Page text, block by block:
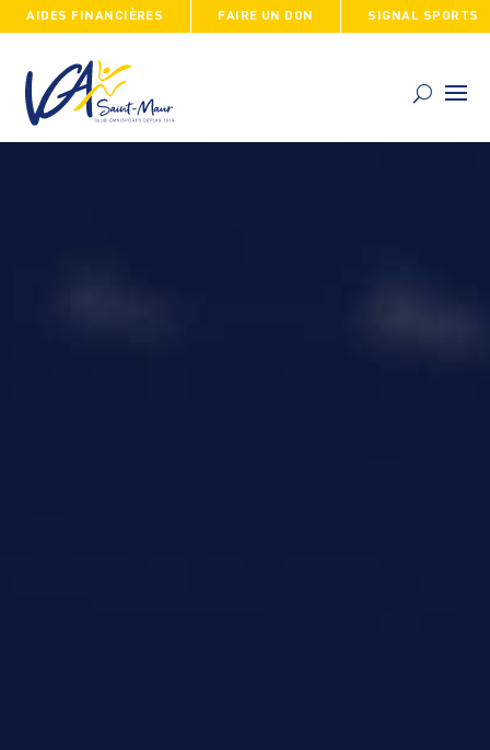
AIDES FINANCIÈRES FAIRE UN DON SIGNAL SPORTS